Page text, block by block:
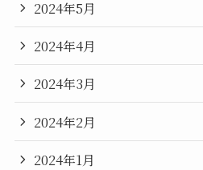
2024年5月
2024年4月
2024年3月
2024年2月
2024年1月